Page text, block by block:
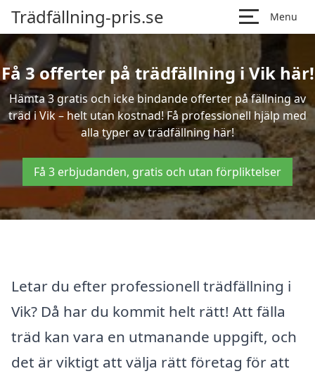
Trädfällning-pris.se Menu
Få 3 offerter på trädfällning i Vik här!
Hämta 3 gratis och icke bindande offerter på fällning av
träd i Vik – helt utan kostnad! Få professionell hjälp med
alla typer av trädfällning här!
Få 3 erbjudanden, gratis och utan förpliktelser
Letar du efter professionell trädfällning i
Vik? Då har du kommit helt rätt! Att fälla
träd kan vara en utmanande uppgift, och
det är viktigt att välja rätt företag för att